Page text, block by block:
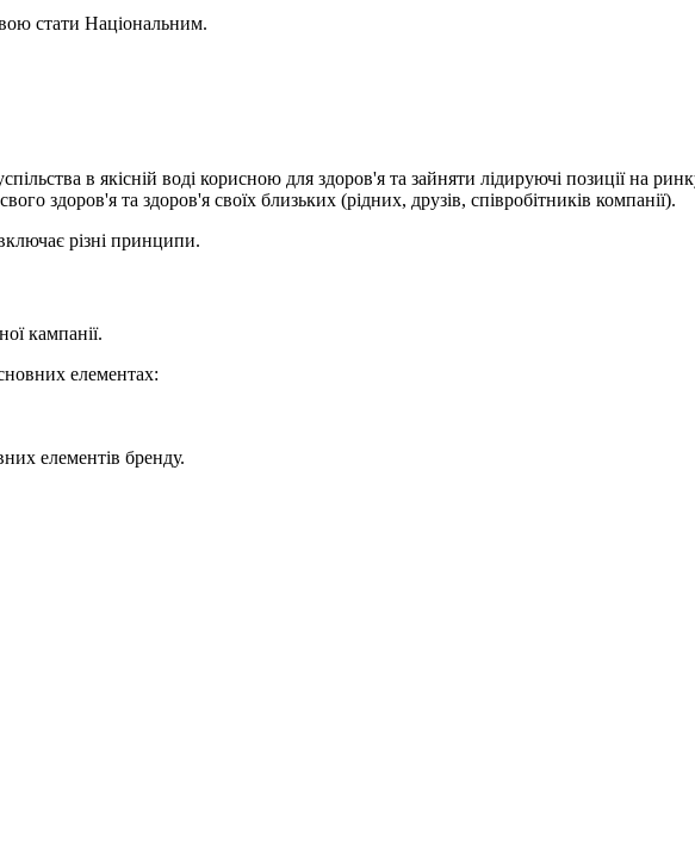
стати Національним.
в якісній воді корисною для здоров'я та зайняти лідируючі позиції на
здоров'я та здоров'я своїх близьких (рідних, друзів, співробітників компанії).
різні принципи.
кампанії.
елементах:
елементів бренду.